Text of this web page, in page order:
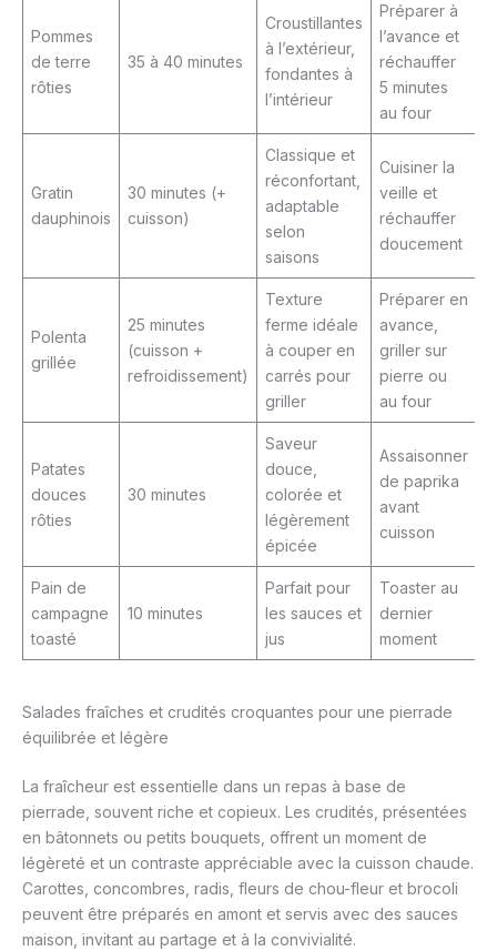
Pommes
de terre
rôties
35 à 40 minutes
Croustillantes
à l’extérieur,
fondantes à
l’intérieur
Préparer à
l’avance et
réchauffer
5 minutes
au four
Gratin
dauphinois
30 minutes (+
cuisson)
Classique et
réconfortant,
adaptable
selon
saisons
Cuisiner la
veille et
réchauffer
doucement
Polenta
grillée
25 minutes
(cuisson +
refroidissement)
Texture
ferme idéale
à couper en
carrés pour
griller
Préparer en
avance,
griller sur
pierre ou
au four
Patates
douces
rôties
30 minutes
Saveur
douce,
colorée et
légèrement
épicée
Assaisonner
de paprika
avant
cuisson
Pain de
campagne
toasté
10 minutes
Parfait pour
les sauces et
jus
Toaster au
dernier
moment
Salades fraîches et crudités croquantes pour une pierrade
équilibrée et légère
La fraîcheur est essentielle dans un repas à base de
pierrade, souvent riche et copieux. Les crudités, présentées
en bâtonnets ou petits bouquets, offrent un moment de
légèreté et un contraste appréciable avec la cuisson chaude.
Carottes, concombres, radis, fleurs de chou-fleur et brocoli
peuvent être préparés en amont et servis avec des sauces
maison, invitant au partage et à la convivialité.